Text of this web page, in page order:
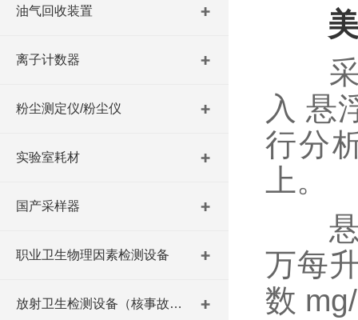
油气回收装置
离子计数器
粉尘测定仪/粉尘仪
实验室耗材
国产采样器
职业卫生物理因素检测设备
放射卫生检测设备（核事故与放射医学）
采
入 悬
行分
上。
悬
万每
数